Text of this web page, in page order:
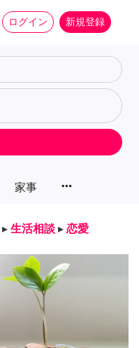
ログイン 新規登録
家事 more_horiz
▸ 生活相談 ▸ 恋愛